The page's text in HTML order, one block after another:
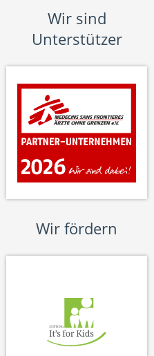
Wir sind
Unterstützer
Wir fördern